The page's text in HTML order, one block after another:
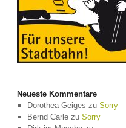
Neueste Kommentare
Dorothea Geiges zu Sorry
Bernd Carlezu Sorry